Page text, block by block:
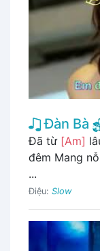
Đàn Bà
Đã từ [Am]
đêm Mang
...
Điệu: Slow